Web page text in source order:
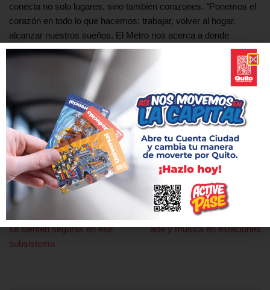
conecta no solo lugares, sino también corazones. “Ponemos el
corazón en todo lo que hacemos: trabajar, volver al hogar,
alcanzar nuestros sueños. El Metro nos acerca a donde
queremos llegar», dice María.
Etiquetas: ANIVERSARIO ESTACIÓN SAN FRANCISCO
METRO DE QUITO
ANTERIOR
Más del 94 % de las mujeres
se sienten seguras en ese
subsistema
SIGUIENTE
El Metro de Quito cumple un
año y la capital celebra con
arte y música en estaciones